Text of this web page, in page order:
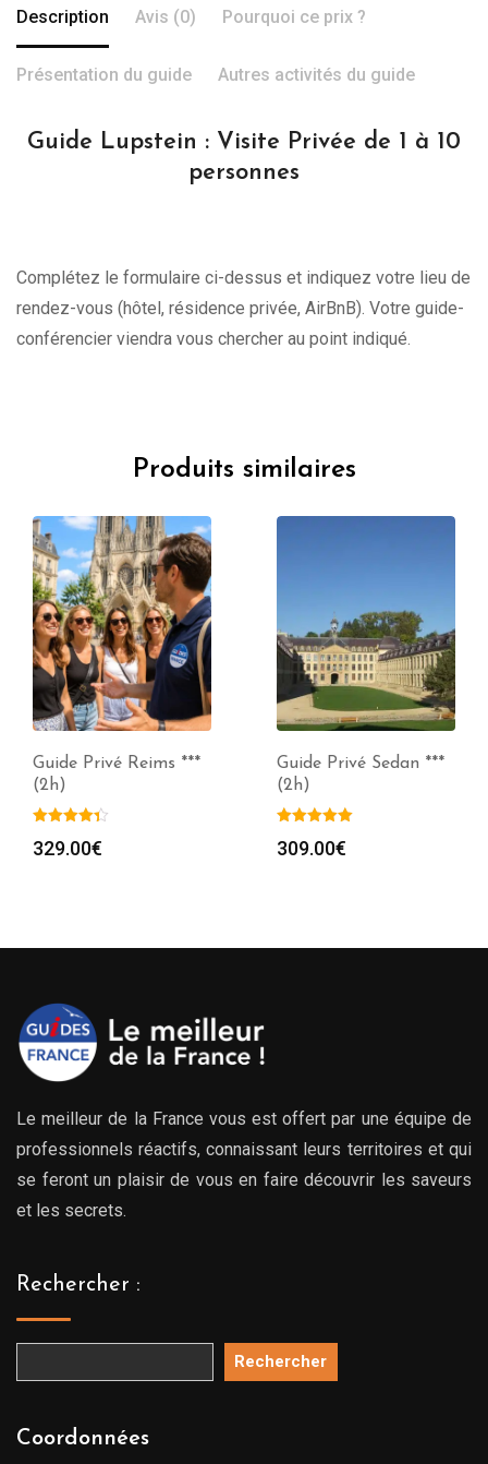
Description Avis (0) Pourquoi ce prix ?
Présentation du guide Autres activités du guide
Guide Lupstein : Visite Privée de 1 à 10
personnes
Complétez le formulaire ci-dessus et indiquez votre lieu de
rendez-vous (hôtel, résidence privée, AirBnB). Votre guide-
conférencier viendra vous chercher au point indiqué.
Produits similaires
Guide Privé Sedan ***
(2h)
309.00€
Visite Guidée Troyes
(2h)
329.00€
Le meilleur de la France vous est offert par une équipe de
professionnels réactifs, connaissant leurs territoires et qui
se feront un plaisir de vous en faire découvrir les saveurs
et les secrets.
Rechercher :
Rechercher
Coordonnées